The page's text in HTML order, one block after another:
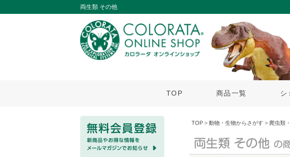
両生類 その他
TOP 商品一覧 シ
TOP > 動物・生物からさがす > 爬虫類